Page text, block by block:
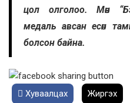
цол олголоо. Мөн
медаль авсан есөн
болсон байна.
Хуваалцах Жиргэх